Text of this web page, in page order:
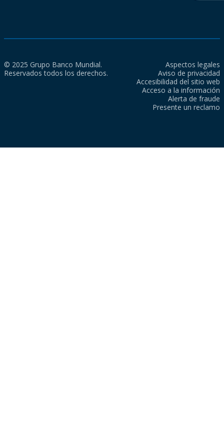
© 2025 Grupo Banco Mundial.
Reservados todos los derechos.
Aspectos legales
Aviso de privacidad
Accesibilidad del sitio web
Acceso a la información
Alerta de fraude
Presente un reclamo